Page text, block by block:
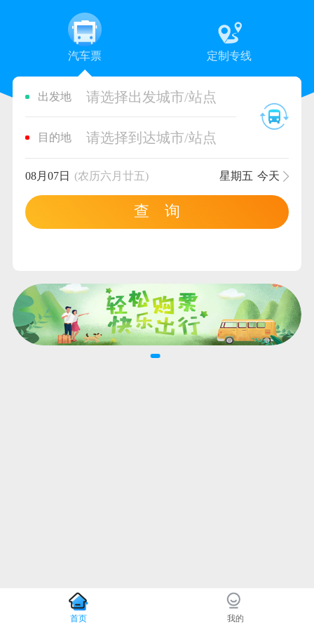
汽车票 定制专线
出发地 请选择出发城市/站点
目的地 请选择到达城市/站点
08月07日 (农历六月廿五) 星期五 今天
查 询
首页 我的